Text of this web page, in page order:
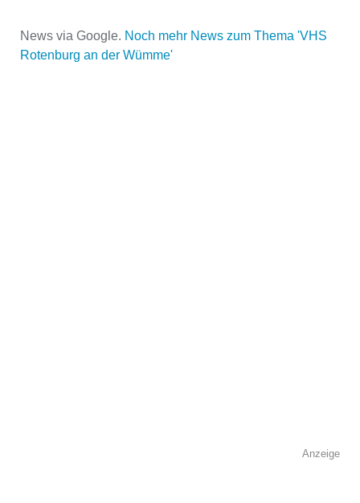
News via Google. Noch mehr News zum Thema 'VHS
Rotenburg an der Wümme'
Anzeige